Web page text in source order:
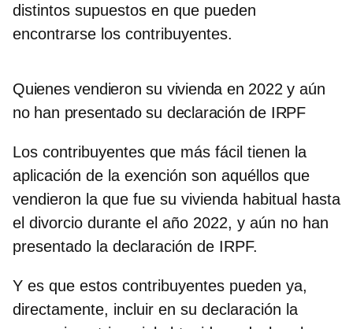
distintos supuestos en que pueden
encontrarse los contribuyentes.
Quienes vendieron su vivienda en 2022 y aún
no han presentado su declaración de IRPF
Los contribuyentes que más fácil tienen la
aplicación de la exención son aquéllos que
vendieron la que fue su vivienda habitual hasta
el divorcio durante el año 2022, y aún no han
presentado la declaración de IRPF.
Y es que estos contribuyentes pueden ya,
directamente, incluir en su declaración la